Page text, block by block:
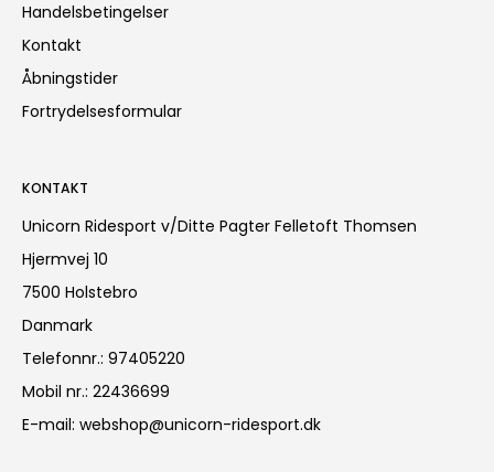
Handelsbetingelser
Kontakt
Åbningstider
Fortrydelsesformular
KONTAKT
Unicorn Ridesport v/Ditte Pagter Felletoft Thomsen
Hjermvej 10
7500 Holstebro
Danmark
Telefonnr.: 97405220
Mobil nr.: 22436699
E-mail: webshop@unicorn-ridesport.dk